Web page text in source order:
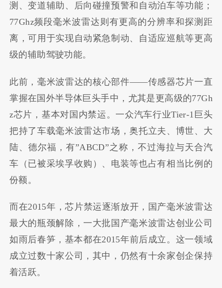
测、变道辅助、后向碰撞预警和自动泊车等功能；
77Ghz频段毫米波雷达则有更高的分辨率和探测距
离，可用于实现自动紧急制动、自适应巡航等更高
级的辅助驾驶功能。
此前，毫米波雷达的核心部件——传感器芯片一直
掌握在国外半导体巨头手中，尤其是更高级的77Gh
z芯片，基本对国内禁运。一众汽车行业Tier-1巨头
把持了车载毫米波雷达市场，奥托立夫、博世、大
陆、德尔福，有”ABCD”之称，不过海拉与天合汽
车（已被采埃孚收购）、电装等也占有相当比例的
份额。
而在2015年，芯片禁运逐渐放开，国产毫米波雷达
最大的瓶颈解除，一大批国产毫米波雷达创业公司
如雨后春笋，基本都在2015年前后成立。这一领域
成立过数十家公司，其中，仍然有十余家创企保持
着活跃。